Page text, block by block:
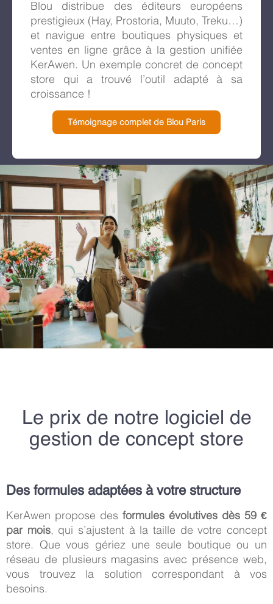
Blou distribue des éditeurs européens
prestigieux (Hay, Prostoria, Muuto, Treku…)
et navigue entre boutiques physiques et
ventes en ligne grâce à la gestion unifiée
KerAwen. Un exemple concret de concept
store qui a trouvé l’outil adapté à sa
croissance !
Témoignage complet de Blou Paris
Le prix de notre logiciel de
gestion de concept store
Des formules adaptées à votre structure
KerAwen propose des formules évolutives dès 59 €
par mois, qui s’ajustent à la taille de votre concept
store. Que vous gériez une seule boutique ou un
réseau de plusieurs magasins avec présence web,
vous trouvez la solution correspondant à vos
besoins.